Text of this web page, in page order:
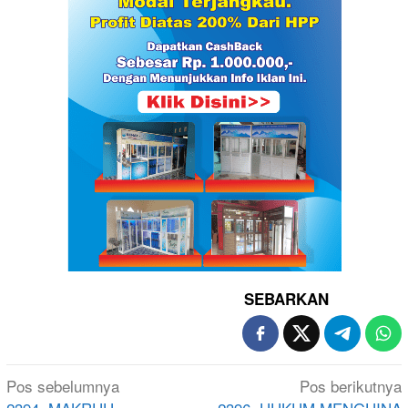
SEBARKAN
Navigasi
Pos sebelumnya
Pos berikutnya